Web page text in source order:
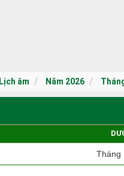
Lịch âm Năm 2026
Tháng